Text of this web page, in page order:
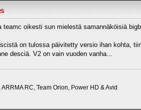
teamc oikesti sun mielestä samannäköisiä
on tulossa päivitetty versio ihan kohta,
desciä. V2 on vain vuoden vanha...
RC, Team Orion, Power HD & Avid